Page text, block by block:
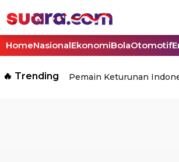
HomeNasionalEkonomiBolaOtomotif
🔥 Trending Pemain Keturunan